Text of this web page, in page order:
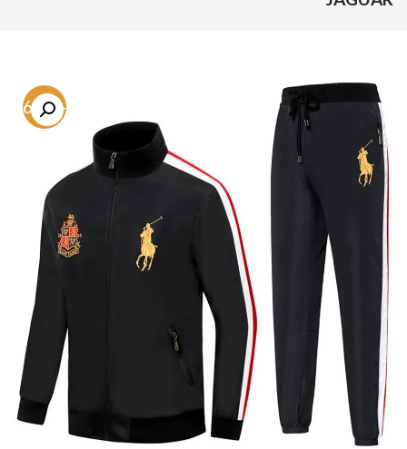
-66.8%